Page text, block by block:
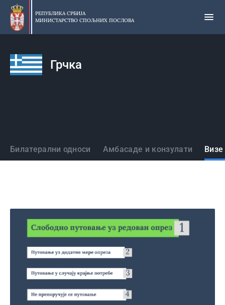
Прескочи
главни
део
РЕПУБЛИКА СРБИЈА
МИНИСТАРСТВО СПОЉНИХ ПОСЛОВА
Грчка
Државе
Билатерални односи Амбасаде и конзулати